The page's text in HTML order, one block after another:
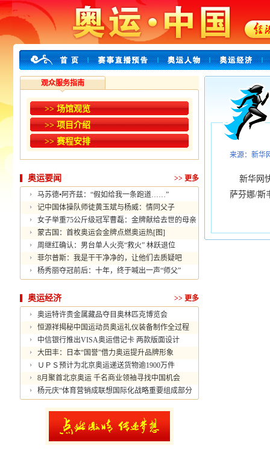
观众服务指南
>> 场馆观览
>> 项目介绍
>> 赛程安排
奥运要闻 >> 更多
马苏德•阿齐兹：“假如给我一条跑道……”
记中国体操队师徒黄玉斌与杨威：情同父子
女子举重75公斤级冠军曹磊：金牌献给去世的母亲
蒙古国：首枚奥运会金牌点燃奥运热[图]
周继红确认：男台单人火亮“救火” 林跃退位
菲尔普斯：我是干干净净的，让他们去质疑吧
杨秀丽夺冠前后：十年，终于喊出一声“师父”
奥运经济 >> 更多
奥运特许贵金属藏品夺目奥林匹克博览会
恒源祥揭秘中国运动员奥运礼仪装备制作全过程
中信银行推出VISA奥运借记卡 两款版面设计
大田丰：日本“国誉”借力奥运提升品牌形象
ＵＰＳ预计为北京奥运递送货物逾1900万件
8月聚首北京奥运 千名商业领袖寻找中国机会
杨元庆“体育营销成联想国际化战略重要组成部分
来源：新华
新华网
萨芬娜/斯